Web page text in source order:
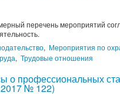
перечень мероприятий
, Мероприятия по
, Трудовые отношения
о профессиональных
№ 122)